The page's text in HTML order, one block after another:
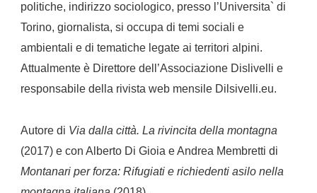
politiche, indirizzo sociologico, presso l’Universita` di
Torino, giornalista, si occupa di temi sociali e
ambientali e di tematiche legate ai territori alpini.
Attualmente è Direttore dell’Associazione Dislivelli e
responsabile della rivista web mensile Dilsivelli.eu.
Autore di Via dalla città. La rivincita della montagna
(2017) e con Alberto Di Gioia e Andrea Membretti di
Montanari per forza: Rifugiati e richiedenti asilo nella